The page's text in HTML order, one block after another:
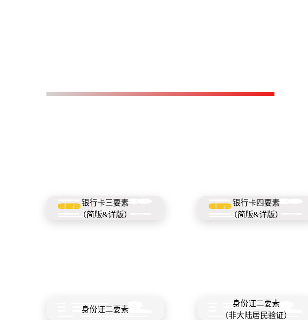
银行卡三要素
（简版&详版）
银行卡四要素
（简版&详版）
身份证二要素
身份证二要素
（非大陆居民验证）